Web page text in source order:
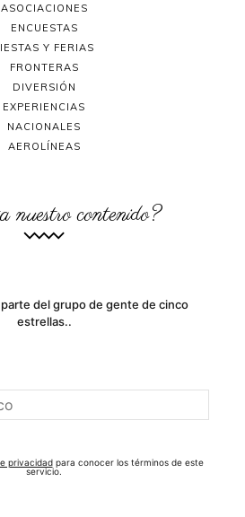
ASOCIACIONES
ENCUESTAS
Y FERIAS
FRONTERAS
DIVERSIÓN
EXPERIENCIAS
NACIONALES
AEROLÍNEAS
nuestro contenido?
del grupo de gente de cinco
estrellas..
privacidadpara conocer los términos de este
servicio.